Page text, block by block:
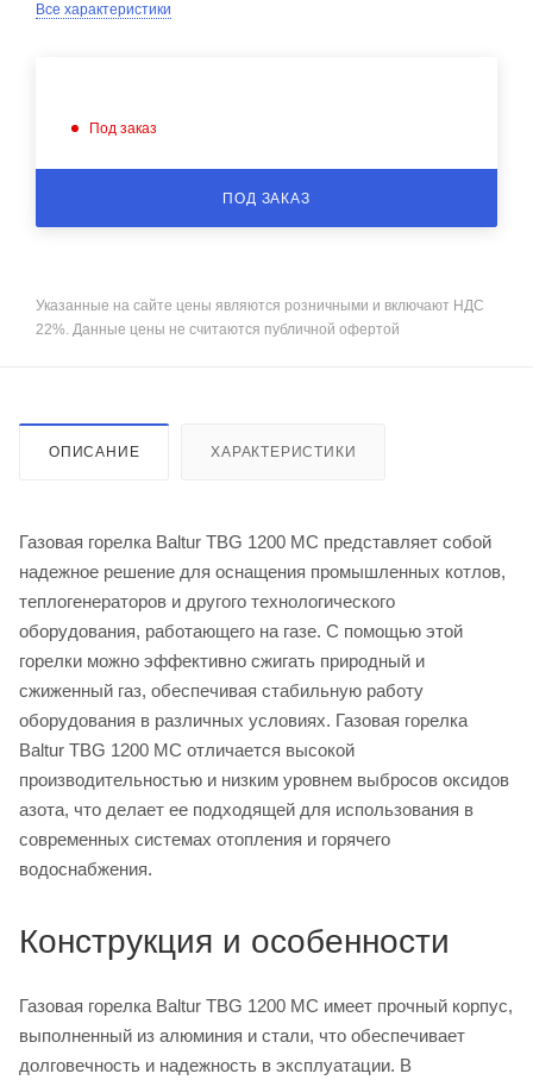
Все характеристики
Под заказ
ПОД ЗАКАЗ
Указанные на сайте цены являются розничными и включают НДС
22%. Данные цены не считаются публичной офертой
ОПИСАНИЕ ХАРАКТЕРИСТИКИ
Газовая горелка Baltur TBG 1200 MC представляет собой
надежное решение для оснащения промышленных котлов,
теплогенераторов и другого технологического
оборудования, работающего на газе. С помощью этой
горелки можно эффективно сжигать природный и
сжиженный газ, обеспечивая стабильную работу
оборудования в различных условиях. Газовая горелка
Baltur TBG 1200 MC отличается высокой
производительностью и низким уровнем выбросов оксидов
азота, что делает ее подходящей для использования в
современных системах отопления и горячего
водоснабжения.
Конструкция и особенности
Газовая горелка Baltur TBG 1200 MC имеет прочный корпус,
выполненный из алюминия и стали, что обеспечивает
долговечность и надежность в эксплуатации. В